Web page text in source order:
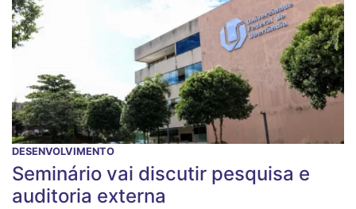
DESENVOLVIMENTO
Seminário vai discutir pesquisa e
auditoria externa